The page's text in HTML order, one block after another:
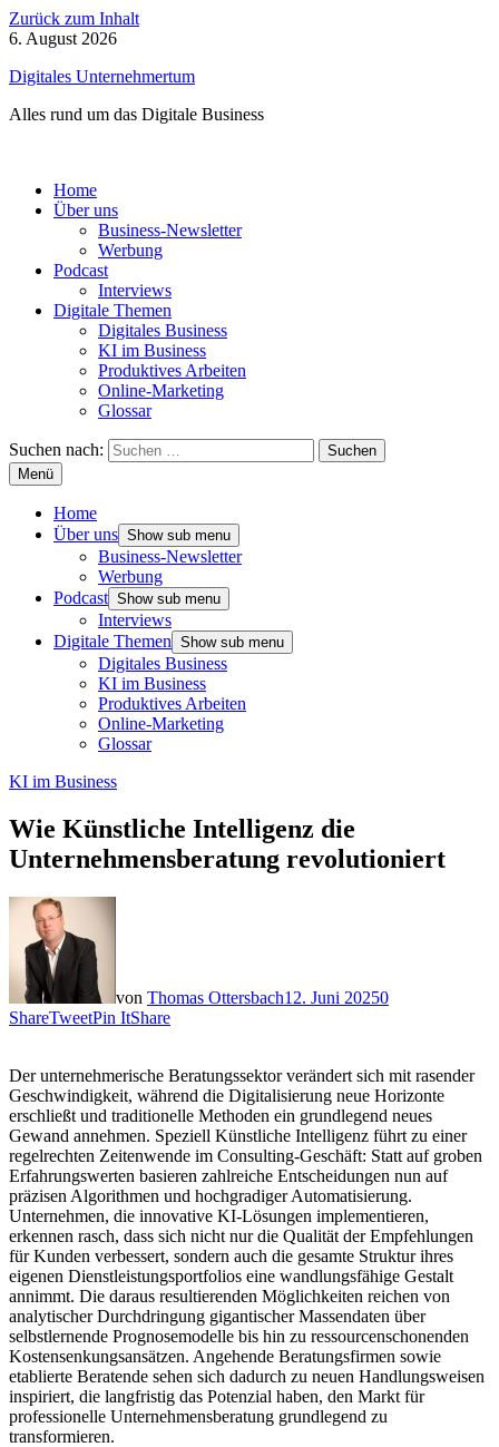
Zurück zum Inhalt
6. August 2026
Digitales Unternehmertum
Alles rund um das Digitale Business
Home
Über uns
Business-Newsletter
Werbung
Podcast
Interviews
Digitale Themen
Digitales Business
KI im Business
Produktives Arbeiten
Online-Marketing
Glossar
Suchen nach:
Menü
Home
Über uns Show sub menu
Business-Newsletter
Werbung
Podcast Show sub menu
Interviews
Digitale Themen Show sub menu
Digitales Business
KI im Business
Produktives Arbeiten
Online-Marketing
Glossar
KI im Business
Wie Künstliche Intelligenz die
Unternehmensberatung revolutioniert
von Thomas Ottersbach12. Juni 20250
ShareTweetPin ItShare
Der unternehmerische Beratungssektor verändert sich mit rasender
Geschwindigkeit, während die Digitalisierung neue Horizonte
erschließt und traditionelle Methoden ein grundlegend neues
Gewand annehmen. Speziell Künstliche Intelligenz führt zu einer
regelrechten Zeitenwende im Consulting-Geschäft: Statt auf groben
Erfahrungswerten basieren zahlreiche Entscheidungen nun auf
präzisen Algorithmen und hochgradiger Automatisierung.
Unternehmen, die innovative KI-Lösungen implementieren,
erkennen rasch, dass sich nicht nur die Qualität der Empfehlungen
für Kunden verbessert, sondern auch die gesamte Struktur ihres
eigenen Dienstleistungsportfolios eine wandlungsfähige Gestalt
annimmt. Die daraus resultierenden Möglichkeiten reichen von
analytischer Durchdringung gigantischer Massendaten über
selbstlernende Prognosemodelle bis hin zu ressourcenschonenden
Kostensenkungsansätzen. Angehende Beratungsfirmen sowie
etablierte Beratende sehen sich dadurch zu neuen Handlungsweisen
inspiriert, die langfristig das Potenzial haben, den Markt für
professionelle Unternehmensberatung grundlegend zu
transformieren.